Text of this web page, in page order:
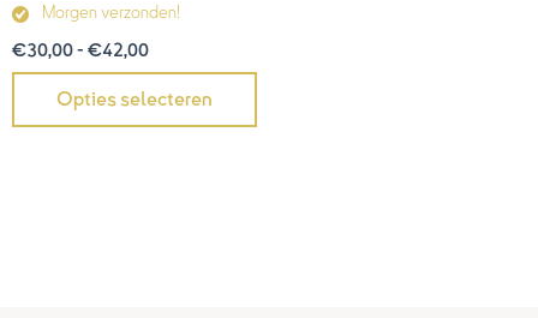
Morgen verzonden!
€30,00- €42,00
Opties selecteren